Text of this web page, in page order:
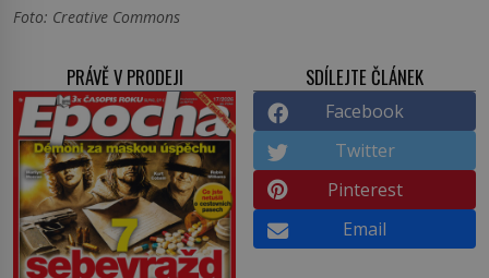
Foto: Creative Commons
PRÁVĚ V PRODEJI SDÍLEJTE ČLÁNEK
Facebook
Twitter
Pinterest
Email